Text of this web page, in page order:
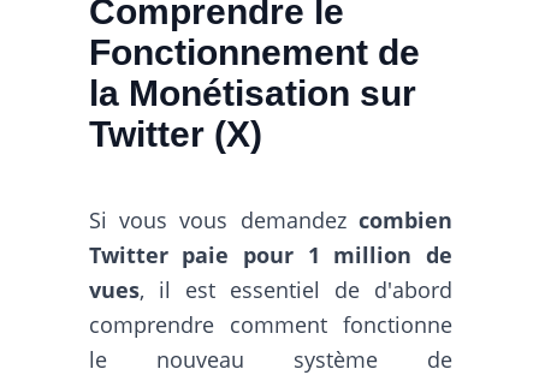
Comprendre le
Fonctionnement de
la Monétisation sur
Twitter (X)
Si vous vous demandez combien
Twitter paie pour 1 million de
vues, il est essentiel de d'abord
comprendre comment fonctionne
le nouveau système de